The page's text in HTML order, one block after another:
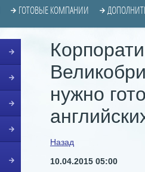
ГОТОВЫЕ КОМПАНИИ
нужно
Назад
10.04.2015 05:00